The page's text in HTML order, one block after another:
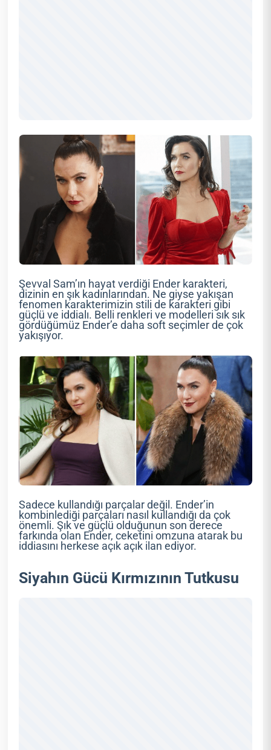
Şevval Sam’ın hayat verdiği Ender karakteri,
dizinin en şık kadınlarından. Ne giyse yakışan
fenomen karakterimizin stili de karakteri gibi
güçlü ve iddialı. Belli renkleri ve modelleri sık sık
gördüğümüz Ender’e daha soft seçimler de çok
yakışıyor.
Sadece kullandığı parçalar değil. Ender’in
kombinlediği parçaları nasıl kullandığı da çok
önemli. Şık ve güçlü olduğunun son derece
farkında olan Ender, ceketini omzuna atarak bu
iddiasını herkese açık açık ilan ediyor.
Siyahın Gücü Kırmızının Tutkusu